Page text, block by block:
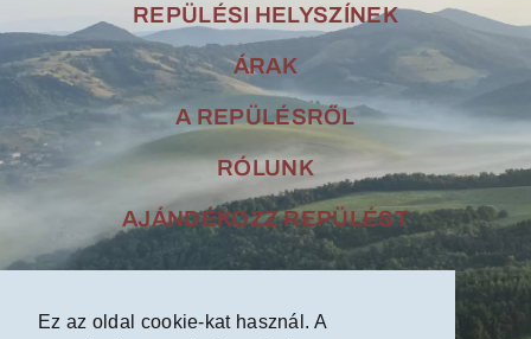
Ez az oldal cookie-kat használ. A
REPÜLÉSI HELYSZÍNEK
ÁRAK
A REPÜLÉSRŐL
RÓLUNK
AJÁNDÉKOZZ REPÜLÉST